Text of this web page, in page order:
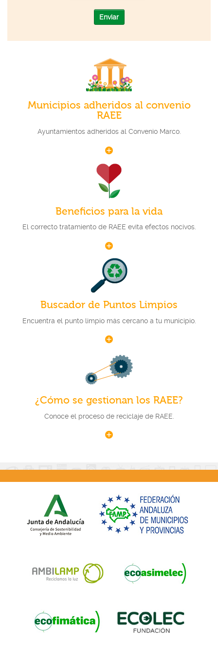
Enviar
Municipios adheridos al convenio
RAEE
Ayuntamientos adheridos al Convenio Marco.
Beneficios para la vida
El correcto tratamiento de RAEE evita efectos nocivos.
Buscador de Puntos Limpios
Encuentra el punto limpio más cercano a tu municipio.
¿Cómo se gestionan los RAEE?
Conoce el proceso de reciclaje de RAEE.